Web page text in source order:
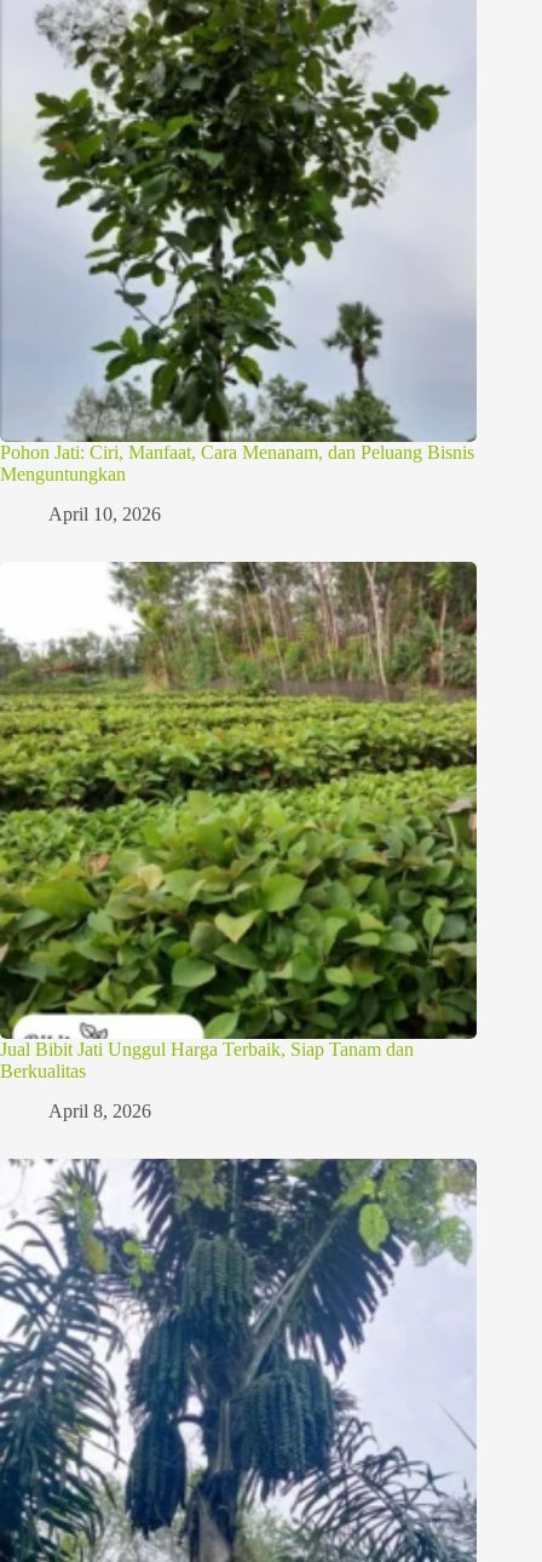
Pohon Jati: Ciri, Manfaat, Cara Menanam, dan Peluang Bisnis
Menguntungkan
April 10, 2026
Jual Bibit Jati Unggul Harga Terbaik, Siap Tanam dan
Berkualitas
April 8, 2026